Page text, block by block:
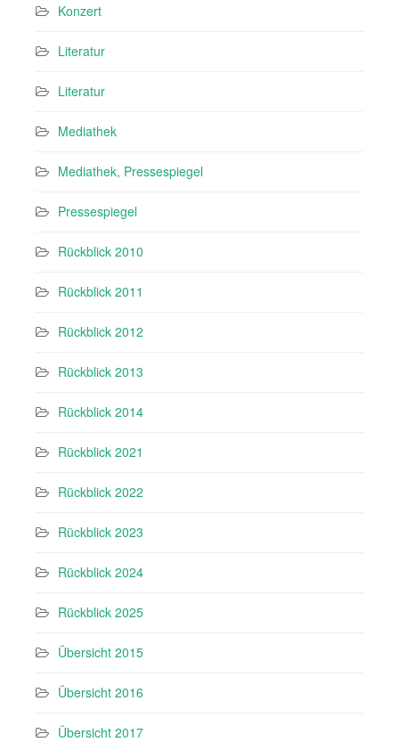
Konzert
Literatur
Literatur
Mediathek
Mediathek, Pressespiegel
Pressespiegel
Rückblick 2010
Rückblick 2011
Rückblick 2012
Rückblick 2013
Rückblick 2014
Rückblick 2021
Rückblick 2022
Rückblick 2023
Rückblick 2024
Rückblick 2025
Übersicht 2015
Übersicht 2016
Übersicht 2017